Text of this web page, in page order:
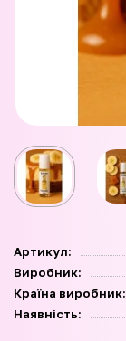
Артикул:
Виробник:
Країна виробник:
Наявність: